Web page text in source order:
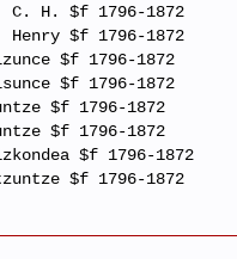
C. H. $f 1796-1872
Henry $f 1796-1872
$f 1796-1872
$f 1796-1872
$f 1796-1872
$f 1796-1872
$f 1796-1872
$f 1796-1872